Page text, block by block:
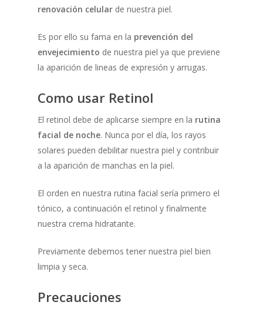
renovación celular de nuestra piel.
Es por ello su fama en la prevención del
envejecimiento de nuestra piel ya que previene
la aparición de lineas de expresión y arrugas.
Como usar Retinol
El retinol debe de aplicarse siempre en la rutina
facial de noche. Nunca por el día, los rayos
solares pueden debilitar nuestra piel y contribuir
a la aparición de manchas en la piel.
El orden en nuestra rutina facial sería primero el
tónico, a continuación el retinol y finalmente
nuestra crema hidratante.
Previamente debemos tener nuestra piel bien
limpia y seca.
Precauciones